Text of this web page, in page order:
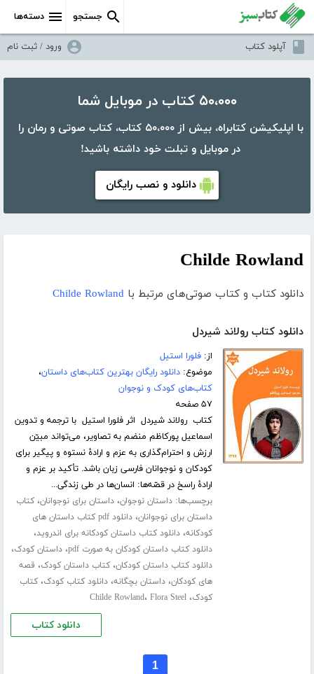
دسته‌ها جستجو
آپلود کتاب ورود / ثبت نام
۵۰،۰۰۰ کتاب در موبایل شما
با اپلیکیشن کتابراه، بیش از ۵۰،۰۰۰ کتاب، کتاب صوتی و رمان را
در موبایل و تبلت خود داشته باشید!
دانلود و نصب رایگان
Childe Rowland
دانلود کتاب و کتاب صوتی‌های مرتبط با Childe Rowland
دانلود کتاب رولاند شیردل
از:فلورا استیل
موضوع:دانلود رایگان بهترین کتاب‌های داستان،
کتاب‌های کودک و نوجوان
۵۷ صفحه
کتاب رولاند شیردل اثر فلورا استیل با ترجمه و تدوین
اسماعیل پورکاظم منضم به تصاویر، می‌تواند مبیّن
ارزش و احترام‌گذاری به عزم و ارادۀ نستوه و پیگیر برای
کودکان و نوجوانان فارسی زبان باشد. تأکید بر عزم و
ارادۀ راسخ در قصّه‌ها: انسان‌ها در طی زندگی...
برچسب‌ها:داستان نوجوان،داستان برای نوجوانان،کتاب
داستان برای نوجوانان،
دانلود pdf کتاب داستان های
کودکانه،دانلود کتاب داستان کودکانه برای اندروید،
دانلود کتاب داستان کودکان به صورت pdf ،داستان کودک،
دانلود کتاب داستان کودکان،کتاب داستان کودک، قصه
های کودکان،داستان بچگانه،دانلود کتاب کودک،کتاب
کودک، Childe Rowland، Flora Steel
دانلود کتاب
1